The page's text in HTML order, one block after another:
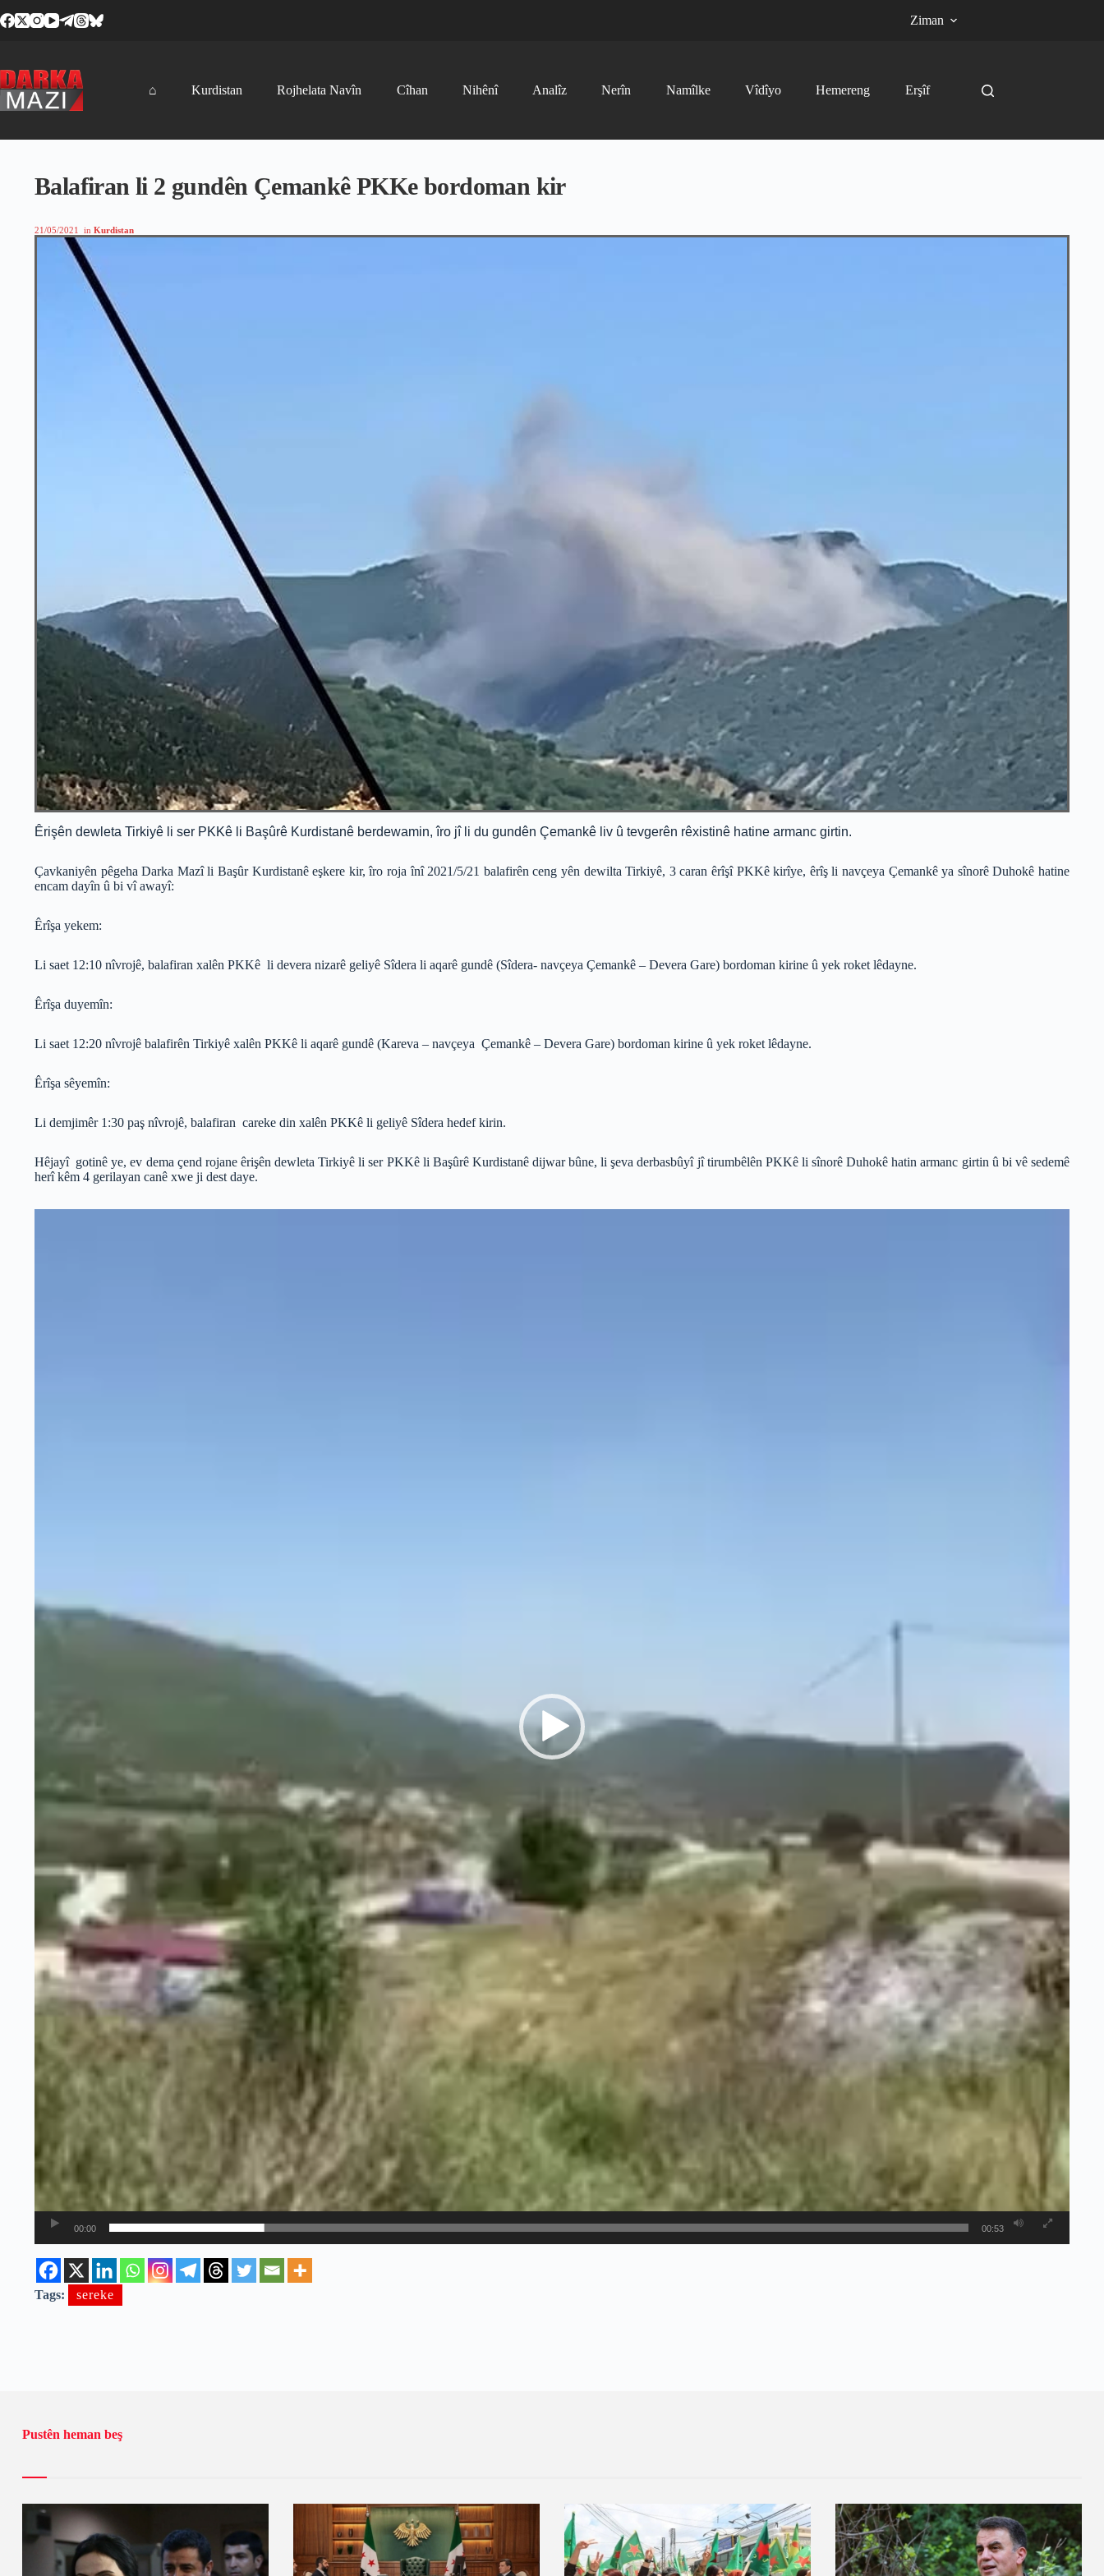
to
Ziman
⌂ Kurdistan Rojhelata Navîn Cîhan Nihênî Analîz Nerîn Namîlke Vîdîyo Hemereng Erşîf
Balafiran li 2 gundên Çemankê PKKe bordoman kir
21/05/2021 in Kurdistan
Êrişên dewleta Tirkiyê li ser PKKê li Başûrê Kurdistanê berdewamin, îro jî li du gundên Çemankê liv û tevgerên rêxistinê hatine armanc girtin.
Çavkaniyên pêgeha Darka Mazî li Başûr Kurdistanê eşkere kir, îro roja înî 2021/5/21 balafirên ceng yên dewilta Tirkiyê, 3 caran êrîşî PKKê kirîye, êrîş li navçeya Çemankê ya sînorê Duhokê hatine
encam dayîn û bi vî awayî:
Êrîşa yekem:
Li saet 12:10 nîvrojê, balafiran xalên PKKê li devera nizarê geliyê Sîdera li aqarê gundê (Sîdera- navçeya Çemankê – Devera Gare) bordoman kirine û yek roket lêdayne.
Êrîşa duyemîn:
Li saet 12:20 nîvrojê balafirên Tirkiyê xalên PKKê li aqarê gundê (Kareva – navçeya Çemankê – Devera Gare) bordoman kirine û yek roket lêdayne.
Êrîşa sêyemîn:
Li demjimêr 1:30 paş nîvrojê, balafiran careke din xalên PKKê li geliyê Sîdera hedef kirin.
Hêjayî gotinê ye, ev dema çend rojane êrişên dewleta Tirkiyê li ser PKKê li Başûrê Kurdistanê dijwar bûne, li şeva derbasbûyî jî tirumbêlên PKKê li sînorê Duhokê hatin armanc girtin û bi vê sedemê
herî kêm 4 gerilayan canê xwe ji dest daye.
00:00 00:53
Tags: sereke
Pustên heman beş